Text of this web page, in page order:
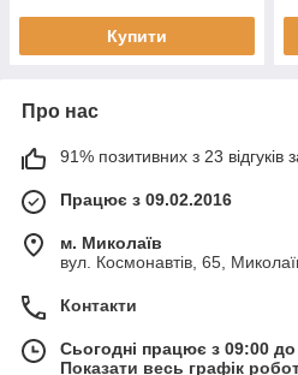
Купити
Про нас
91% позитивних з 23 відгуків
Працює з 09.02.2016
м. Миколаїв
вул. Космонавтів, 65,
Контакти
Сьогодні працює з 09:00
Показати весь графік